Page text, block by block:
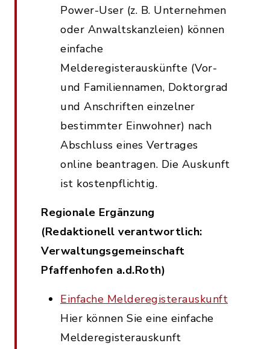
Power-User (z. B. Unternehmen
oder Anwaltskanzleien) können
einfache
Melderegisterauskünfte (Vor-
und Familiennamen, Doktorgrad
und Anschriften einzelner
bestimmter Einwohner) nach
Abschluss eines Vertrages
online beantragen. Die Auskunft
ist kostenpflichtig.
Regionale Ergänzung
(Redaktionell verantwortlich:
Verwaltungsgemeinschaft
Pfaffenhofen a.d.Roth)
Einfache Melderegisterauskunft
Hier können Sie eine einfache
Melderegisterauskunft